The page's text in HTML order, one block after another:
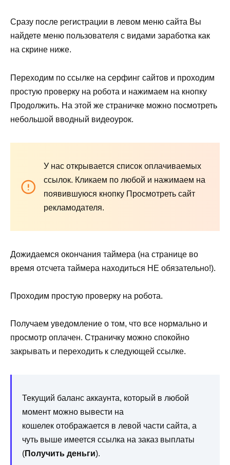
Сразу после регистрации в левом меню сайта Вы
найдете меню пользователя с видами заработка как
на скрине ниже.
Переходим по ссылке на серфинг сайтов и проходим
простую проверку на робота и нажимаем на кнопку
Продолжить. На этой же страничке можно посмотреть
небольшой вводный видеоурок.
У нас открывается список оплачиваемых
ссылок. Кликаем по любой и нажимаем на
появившуюся кнопку Просмотреть сайт
рекламодателя.
Дожидаемся окончания таймера (на странице во
время отсчета таймера находиться НЕ обязательно!).
Проходим простую проверку на робота.
Получаем уведомление о том, что все нормально и
просмотр оплачен. Страничку можно спокойно
закрывать и переходить к следующей ссылке.
Текущий баланс аккаунта, который в любой
момент можно вывести на
кошелек отображается в левой части сайта, а
чуть выше имеется ссылка на заказ выплаты
(Получить деньги).